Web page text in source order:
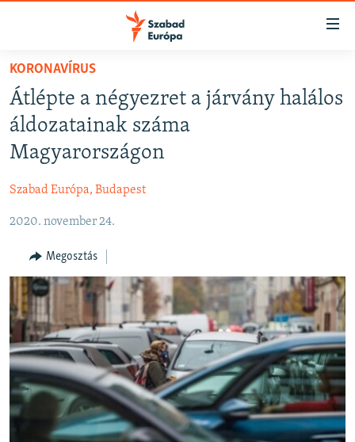
Akadálymentes
Ugrás
fő
oldalra
Ugrás
tartalomjegyzékre
NAPIRENDEN
AKTUÁLIS
PODCASTOK
ELEMZŐ
NER15
SZABADON
TÁRSADALOM
DEMOKRÁCIA
A PÉNZ NYOMÁBAN
EURÓPAI UNIÓ
VILÁG
KLÍMAVÁLTOZÁS
KORONAVÍRUS
Átlépte a négyezret a járvány halálos
áldozatainak száma
Magyarországon
Szabad Európa, Budapest
2020. november 24.
Megosztás
FELIRATKOZÁS
Spotify